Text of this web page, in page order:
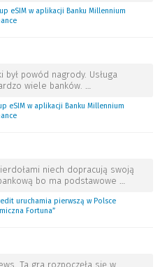
eSIM w aplikacji Banku Millennium
był powód nagrody. Usługa
wiele banków. …
eSIM w aplikacji Banku Millennium
niech dopracują swoją
bo ma podstawowe …
uruchamia pierwszą w Polsce
Fortuna”
Ta gra rozpoczęła się w